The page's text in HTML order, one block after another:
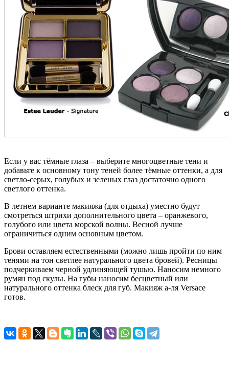
Если у вас тёмные глаза – выберите многоцветные тени и
добавьте к основному тону теней более тёмные оттенки, а для
светло-серых, голубых и зеленых глаз достаточно одного
светлого оттенка.
В летнем варианте макияжа (для отдыха) уместно будут
смотреться штрихи дополнительного цвета – оранжевого,
голубого или цвета морской волны. Весной лучше
ограничиться одним основным цветом.
Брови оставляем естественными (можно лишь пройти по ним
тенями на тон светлее натурального цвета бровей). Ресницы
подчеркиваем черной удлиняющей тушью. Наносим немного
румян под скулы. На губы наносим бесцветный или
натурального оттенка блеск для губ. Макияж а-ля Versace
готов.